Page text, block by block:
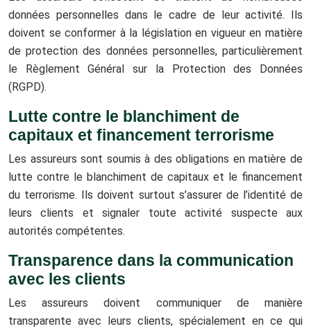
données personnelles dans le cadre de leur activité. Ils
doivent se conformer à la législation en vigueur en matière
de protection des données personnelles, particulièrement
le Règlement Général sur la Protection des Données
(RGPD).
Lutte contre le blanchiment de
capitaux et financement terrorisme
Les assureurs sont soumis à des obligations en matière de
lutte contre le blanchiment de capitaux et le financement
du terrorisme. Ils doivent surtout s’assurer de l’identité de
leurs clients et signaler toute activité suspecte aux
autorités compétentes.
Transparence dans la communication
avec les clients
Les assureurs doivent communiquer de manière
transparente avec leurs clients, spécialement en ce qui